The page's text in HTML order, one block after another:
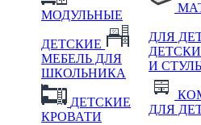
МОДУЛЬНЫЕ
ДЕТСКИЕ
МЕБЕЛЬ ДЛЯ
ШКОЛЬНИКА
ДЕТСКИЕ
КРОВАТИ
ДЛЯ
И
ДЛЯ